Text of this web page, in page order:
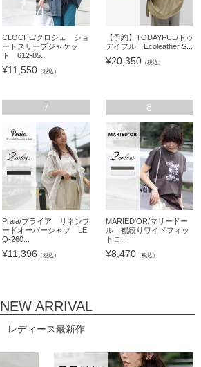
CLOCHE/クロシェ ショ
ートスリーブジャケッ
ト 612-85...
¥11,550 （税込）
【予約】TODAYFUL/トゥ
デイフル Ecoleather S...
¥20,350（税込）
7
Praia/プライア リネンフ
ードオーバーシャツ LE
Q-260...
¥11,396 （税込）
8
MARIED'OR/マリードー
ル 裾絞りワイドフィッ
トロ...
¥8,470（税込）
NEW ARRIVAL
レディース最新作